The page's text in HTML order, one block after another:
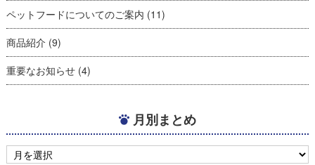
ペットフードについてのご案内 (11)
商品紹介 (9)
重要なお知らせ(4)
月別まとめ